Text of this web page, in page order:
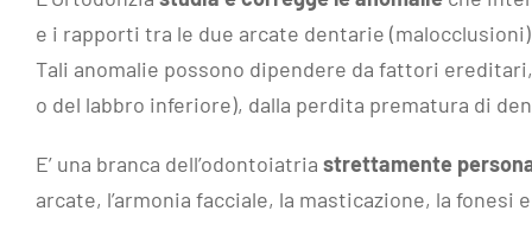
e i rapporti tra le due arcate dentarie
Tali anomalie possono dipendere da fattori
o del labbro inferiore), dalla perdita prematura di
E’ una branca dell’odontoiatria strettamente
arcate, l’armonia facciale, la masticazione, la fonesi